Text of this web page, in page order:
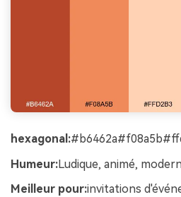
hexagonal:
Humeur:Ludique, animé,
Meilleur pour:invitations